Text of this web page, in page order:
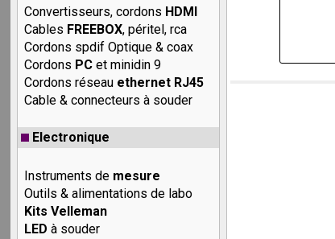
Convertisseurs, cordons HDMI
Cables FREEBOX, péritel, rca
Cordons spdif Optique & coax
Cordons PC et minidin 9
Cordons réseau ethernet RJ45
Cable & connecteurs à souder
Electronique
Instruments de mesure
Outils & alimentations de labo
Kits Velleman
LED à souder